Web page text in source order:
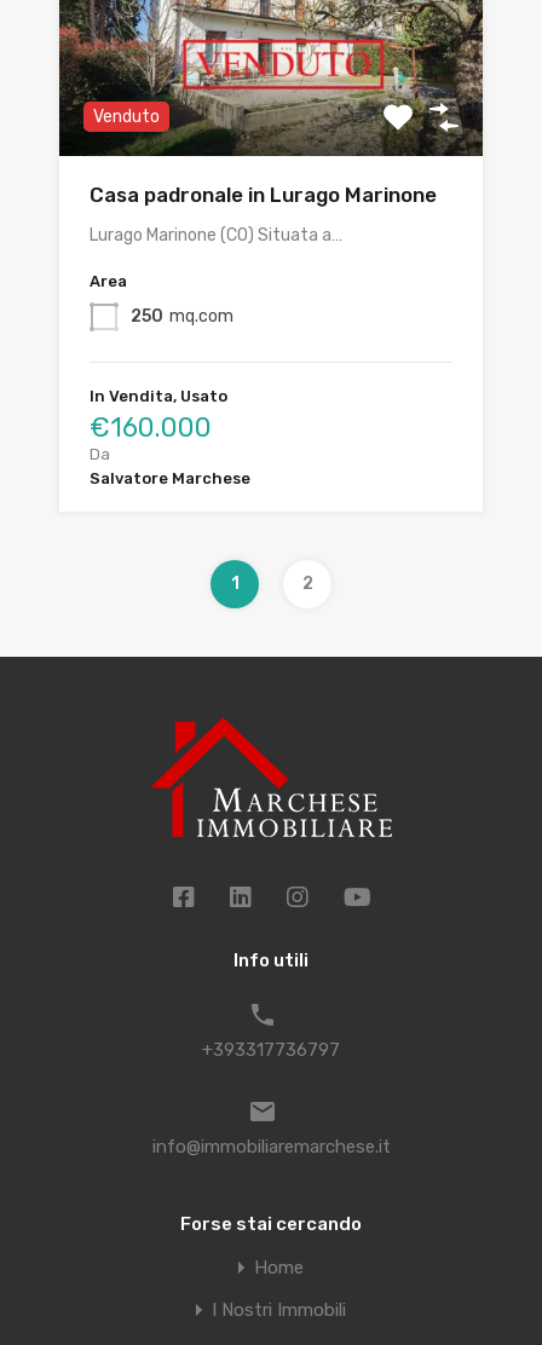
Venduto
Casa padronale in Lurago Marinone
Lurago Marinone (CO) Situata a…
Area
250 mq.com
In Vendita, Usato
€160.000
Da
Salvatore Marchese
1 2
Info utili
+393317736797
info@immobiliaremarchese.it
Forse stai cercando
Home
I Nostri Immobili